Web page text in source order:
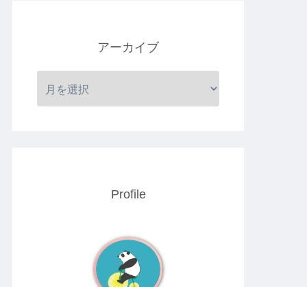
アーカイブ
Profile